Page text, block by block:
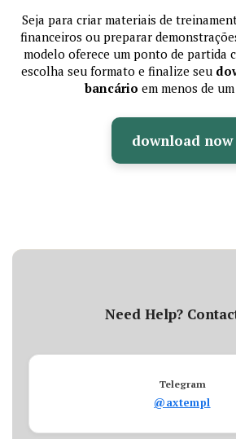
Seja para criar materiais de
financeiros ou preparar
modelo oferece um ponto de partida
escolha seu formato e finalize seu
bancário em menos de
download now
Need Help?
Telegram
@axtempl